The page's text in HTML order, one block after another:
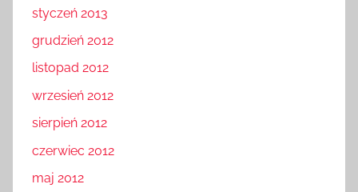
styczeń 2013
grudzień 2012
listopad 2012
wrzesień 2012
sierpień 2012
czerwiec 2012
maj 2012